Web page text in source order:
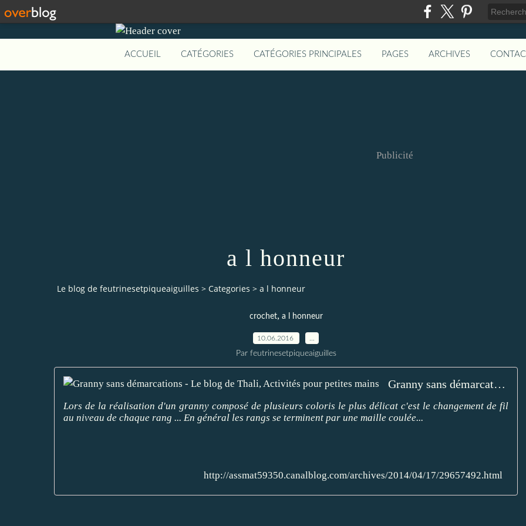
ACCUEIL CATÉGORIES CATÉGORIES PRINCIPALES PAGES ARCHIVES
Publicité
a l honneur
Le blog de feutrinesetpiqueaiguilles > Categories > a l honneur
crochet, a l honneur
10.06.2016
Par feutrinesetpiqueaiguilles
Granny sans démarcations - Le blog de Thali, Activités pour petites mains
Lors de la réalisation d'un granny composé de plusieurs coloris le plus délicat c'est le changement de fil
au niveau de chaque rang ... En général les rangs se terminent par une maille coulée...
http://assmat59350.canalblog.com/archives/2014/04/17/29657492.html